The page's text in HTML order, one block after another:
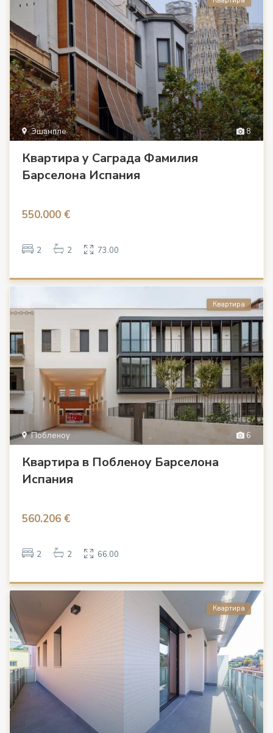
8
Эшампле
Квартира у Саграда Фамилия
Барселона Испания
550.000 €
2 2 73.00
6
Побленоу
Квартира
Квартира в Побленоу Барселона
Испания
560.206 €
2 2 66.00
Квартира